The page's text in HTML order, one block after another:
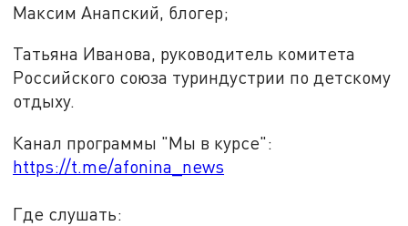
Максим Анапский, блогер;
Татьяна Иванова, руководитель комитета
Российского союза туриндустрии по детскому
отдыху.
Канал программы "Мы в курсе":
https://t.me/afonina_news
Где слушать: